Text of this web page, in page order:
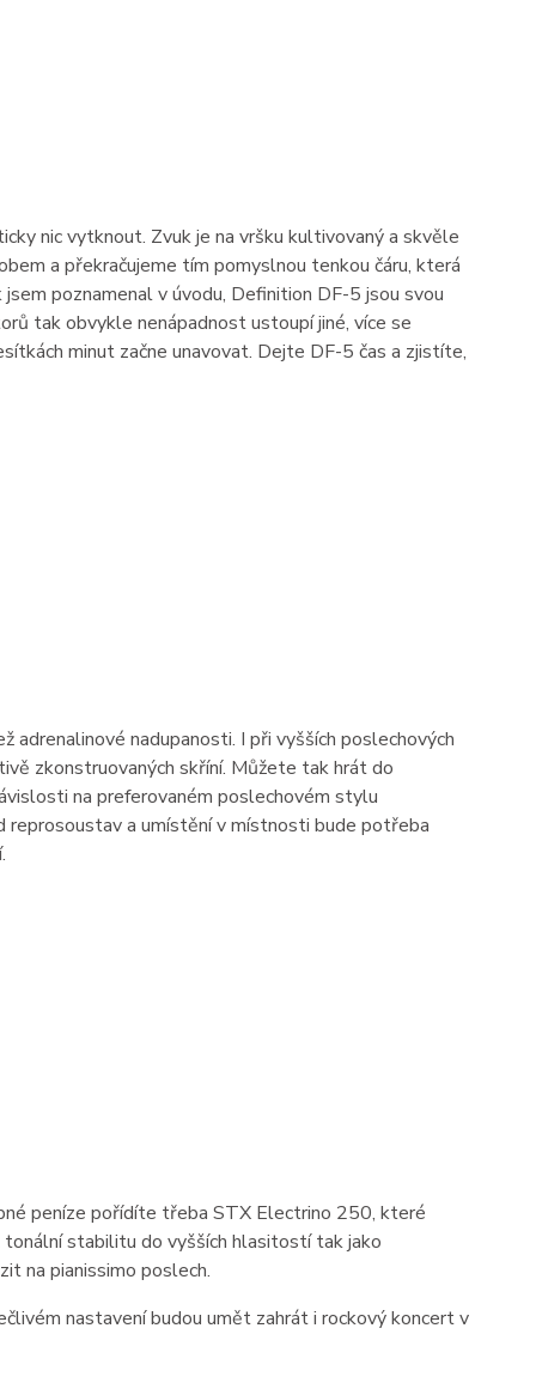
nic vytknout. Zvuk je na vršku kultivovaný a skvěle
a překračujeme tím pomyslnou tenkou čáru, která
poznamenal v úvodu, Definition DF-5 jsou svou
tak obvykle nenápadnost ustoupí jiné, více se
minut začne unavovat. Dejte DF-5 čas a zjistíte,
nadupanosti. I při vyšších poslechových
zkonstruovaných skříní. Můžete tak hrát do
na preferovaném poslechovém stylu
a umístění v místnosti bude potřeba
peníze pořídíte třeba STX Electrino 250, které
stabilitu do vyšších hlasitostí tak jako
na pianissimo poslech.
nastavení budou umět zahrát i rockový koncert v